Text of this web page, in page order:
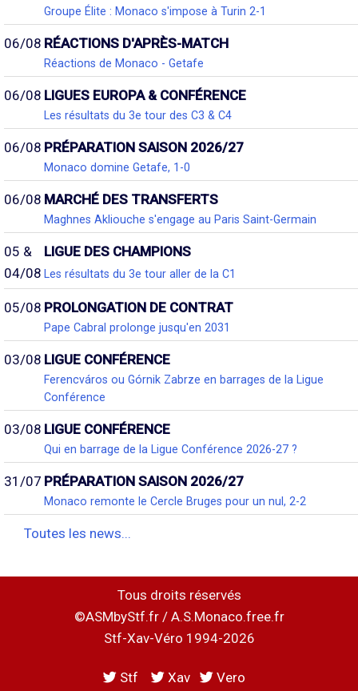
Groupe Élite : Monaco s'impose à Turin 2-1
06/08 RÉACTIONS D'APRÈS-MATCH
Réactions de Monaco - Getafe
06/08 LIGUES EUROPA & CONFÉRENCE
Les résultats du 3e tour des C3 & C4
06/08 PRÉPARATION SAISON 2026/27
Monaco domine Getafe, 1-0
06/08 MARCHÉ DES TRANSFERTS
Maghnes Akliouche s'engage au Paris Saint-Germain
05 &
04/08
LIGUE DES CHAMPIONS
Les résultats du 3e tour aller de la C1
05/08 PROLONGATION DE CONTRAT
Pape Cabral prolonge jusqu'en 2031
03/08 LIGUE CONFÉRENCE
Ferencváros ou Górnik Zabrze en barrages de la Ligue
Conférence
03/08 LIGUE CONFÉRENCE
Qui en barrage de la Ligue Conférence 2026-27 ?
31/07 PRÉPARATION SAISON 2026/27
Monaco remonte le Cercle Bruges pour un nul, 2-2
Toutes les news...
Tous droits réservés
©ASMbyStf.fr / A.S.Monaco.free.fr
Stf-Xav-Véro 1994-2026
Stf Xav Vero